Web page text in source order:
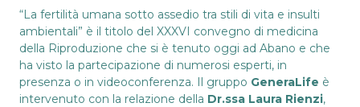
“La fertilità umana sotto assedio tra stili di vita e insulti
ambientali” è il titolo del XXXVI convegno di medicina
della Riproduzione che si è tenuto oggi ad Abano e che
ha visto la partecipazione di numerosi esperti, in
presenza o in videoconferenza. Il gruppo GeneraLife è
intervenuto con la relazione della Dr.ssa Laura Rienzi,